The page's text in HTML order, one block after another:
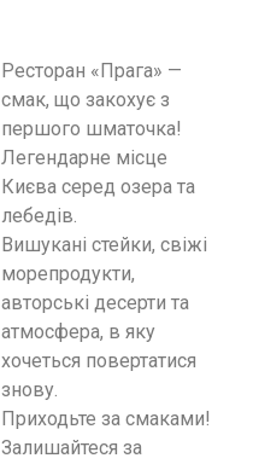
Ресторан «Прага» —
смак, що закохує з
першого шматочка!
Легендарне місце
Києва серед озера та
лебедів.
Вишукані стейки, свіжі
морепродукти,
авторські десерти та
атмосфера, в яку
хочеться повертатися
знову.
Приходьте за смаками!
Залишайтеся за